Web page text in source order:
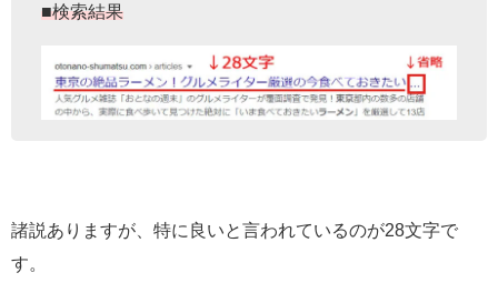
■検索結果
諸説ありますが、特に良いと言われているのが28文字で
す。